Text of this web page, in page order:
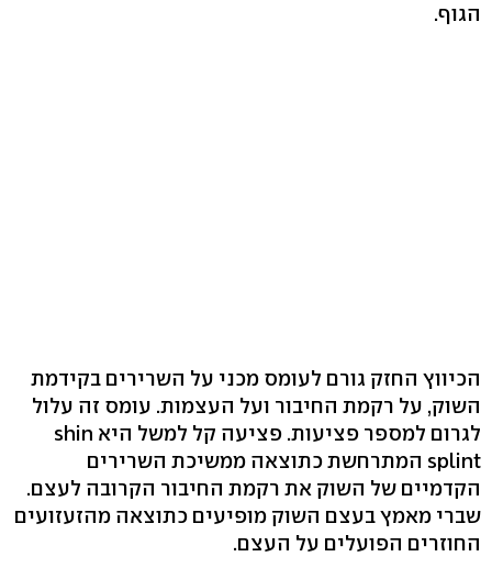
הגוף.
הכיווץ החזק גורם לעומס מכני על השרירים בקידמת
השוק, על רקמת החיבור ועל העצמות. עומס זה עלול
לגרום למספר פציעות. פציעה קל למשל היא shin
splint המתרחשת כתוצאה ממשיכת השרירים
הקדמיים של השוק את רקמת החיבור הקרובה לעצם.
שברי מאמץ בעצם השוק מופיעים כתוצאה מהזעזועים
החוזרים הפועלים על העצם.